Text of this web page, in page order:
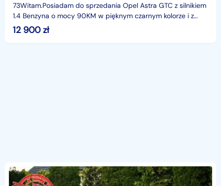
73Witam.Posiadam do sprzedania Opel Astra GTC z silnikiem
1.4 Benzyna o mocy 90KM w pięknym czarnym kolorze i z
rewelacyjnym Silnikiem. Auto bardzo zadbane. śro
12 900zł